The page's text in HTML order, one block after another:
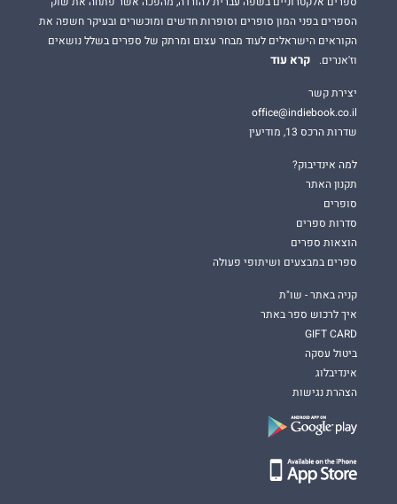
הספרים בפני המון סופרים וסופרות חדשים ומוכשרים ובעיקר חשפה את
הקוראים הישראלים לעוד מבחר עצום ומרתק של ספרים בשלל נושאים
וז'אנרים.
קרא עוד
יצירת קשר
office@indiebook.co.il
שדרות הרכס 13, מודיעין
למה אינדיבוק?
תקנון האתר
סופרים
סדרות ספרים
הוצאות ספרים
ספרים במבצעים ושיתופי פעולה
קניה באתר - שו"ת
איך לרכוש ספר באתר
GIFT CARD
ביטול עסקה
אינדיבלוג
הצהרת נגישות